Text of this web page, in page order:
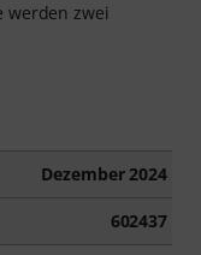
werden zwei
Dezember 2024
602437